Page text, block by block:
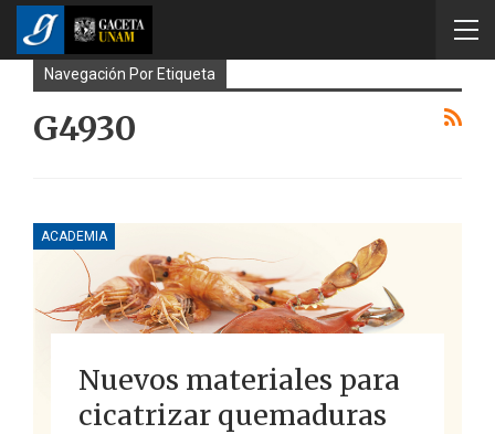
Navegación Por Etiqueta
G4930
ACADEMIA
Nuevos materiales para
cicatrizar quemaduras